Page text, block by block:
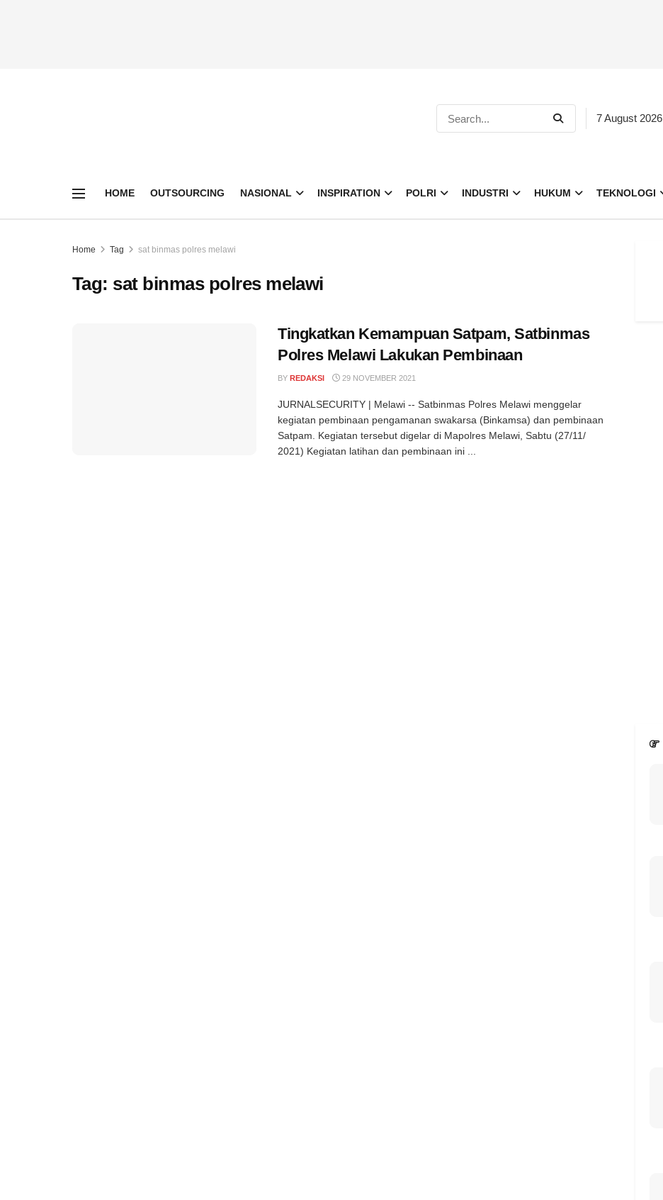
7 August 2026
HOME OUTSOURCING NASIONAL INSPIRATION POLRI INDUSTRI HUKUM TEKNOLOGI
Home Tag sat binmas polres melawi
Tag: sat binmas polres melawi
Tingkatkan Kemampuan Satpam, Satbinmas
Polres Melawi Lakukan Pembinaan
BY REDAKSI 29 NOVEMBER 2021
JURNALSECURITY | Melawi -- Satbinmas Polres Melawi menggelar
kegiatan pembinaan pengamanan swakarsa (Binkamsa) dan pembinaan
Satpam. Kegiatan tersebut digelar di Mapolres Melawi, Sabtu (27/11/
2021) Kegiatan latihan dan pembinaan ini ...